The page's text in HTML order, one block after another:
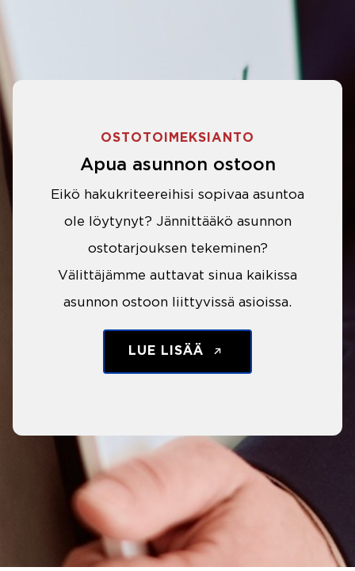
OSTOTOIMEKSIANTO
Apua asunnon ostoon
Eikö hakukriteereihisi sopivaa asuntoa
ole löytynyt? Jännittääkö asunnon
ostotarjouksen tekeminen?
Välittäjämme auttavat sinua kaikissa
asunnon ostoon liittyvissä asioissa.
LUE LISÄÄ